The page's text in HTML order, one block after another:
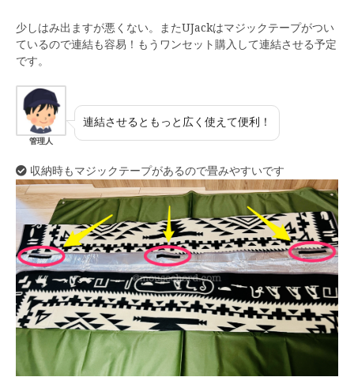
少しはみ出ますが悪くない。またUJackはマジックテープがつい
ているので連結も容易！もうワンセット購入して連結させる予定
です。
管理人
連結させるともっと広く使えて便利！
収納時もマジックテープがあるので畳みやすいです